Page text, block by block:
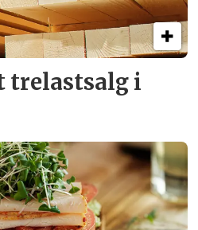
trelastsalg i